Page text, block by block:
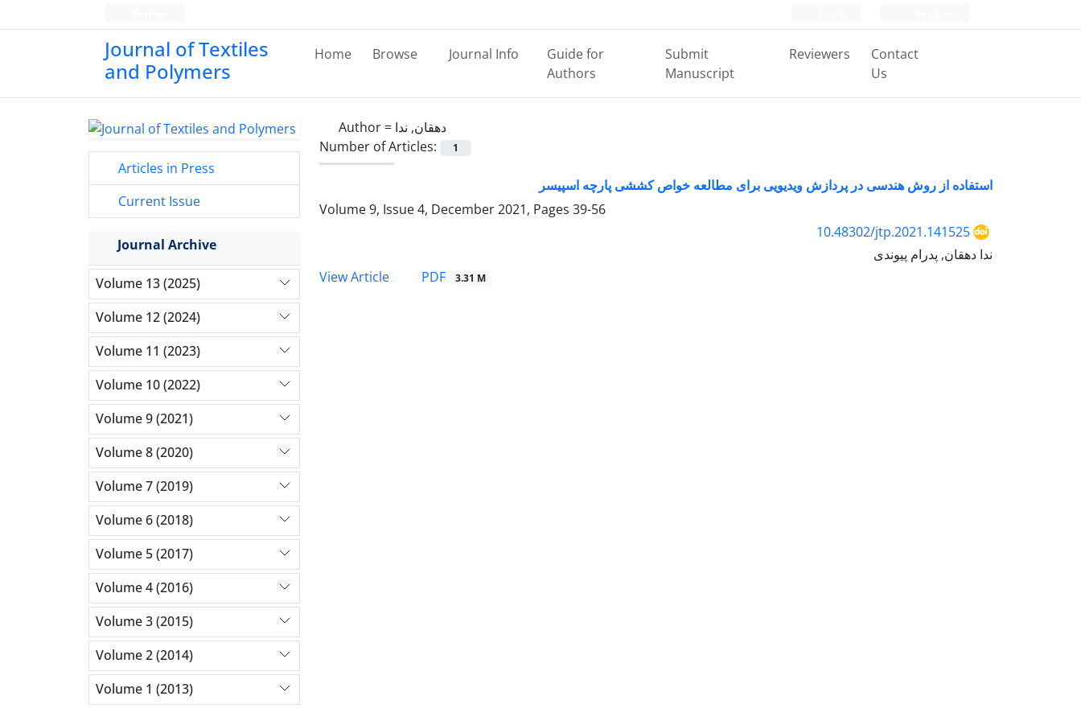
Journal of Textiles
and Polymers
Home Browse Journal Info
Guide for
Authors
Submit
Manuscript
Reviewers
Contact
Us
Author = دهقان, ندا
Number of Articles:
1
استفاده از روش هندسی در پردازش ویدیویی برای مطالعه خواص کششی پارچه اسپیسر
Volume 9, Issue 4, December 2021, Pages 39-56
10.48302/jtp.2021.141525
ندا دهقان, پدرام پیوندی
View Article
PDF 3.31 M
Articles in Press
Current Issue
Journal Archive
Volume 13 (2025)
Volume 12 (2024)
Volume 11 (2023)
Volume 10 (2022)
Volume 9 (2021)
Volume 8 (2020)
Volume 7 (2019)
Volume 6 (2018)
Volume 5 (2017)
Volume 4 (2016)
Volume 3 (2015)
Volume 2 (2014)
Volume 1 (2013)